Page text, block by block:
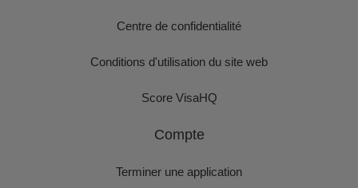
Centre de confidentialité
Conditions d'utilisation du site web
Score VisaHQ
Compte
Terminer une application